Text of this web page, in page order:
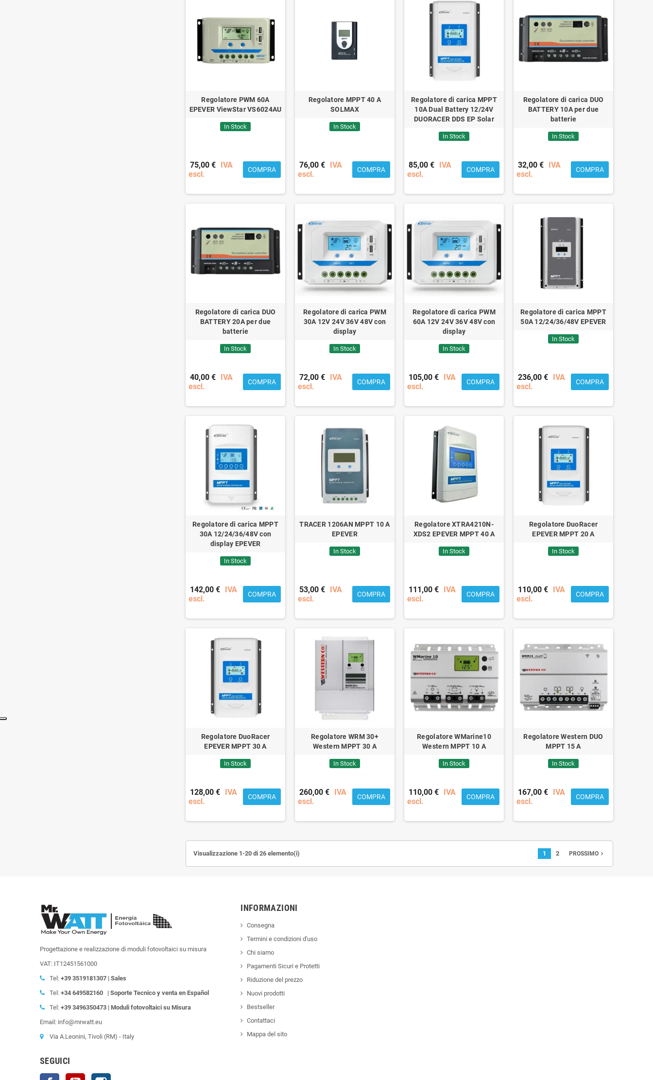
Regolatore PWM 60A
EPEVER ViewStar VS6024AU
In Stock
75,00 €
IVA
escl.
COMPRA
Regolatore MPPT 40 A
SOLMAX
In Stock
76,00 €
IVA
escl.
COMPRA
Regolatore di carica MPPT
10A Dual Battery 12/24V
DUORACER DDS EP Solar
In Stock
85,00 €
IVA
escl.
COMPRA
Regolatore di carica DUO
BATTERY 10A per due
batterie
In Stock
32,00 €
IVA
escl.
COMPRA
Regolatore di carica DUO
BATTERY 20A per due
batterie
In Stock
40,00 €
IVA
escl.
COMPRA
Regolatore di carica PWM
30A 12V 24V 36V 48V con
display
In Stock
72,00 €
IVA
escl.
COMPRA
Regolatore di carica PWM
60A 12V 24V 36V 48V con
display
In Stock
105,00 €
IVA
escl.
COMPRA
Regolatore di carica MPPT
50A 12/24/36/48V EPEVER
In Stock
236,00 €
IVA
escl.
COMPRA
Regolatore di carica MPPT
30A 12/24/36/48V con
display EPEVER
In Stock
142,00 €
IVA
escl.
COMPRA
TRACER 1206AN MPPT 10 A
EPEVER
In Stock
53,00 €
IVA
escl.
COMPRA
Regolatore XTRA4210N-
XDS2 EPEVER MPPT 40 A
In Stock
111,00 €
IVA
escl.
COMPRA
Regolatore DuoRacer
EPEVER MPPT 20 A
In Stock
110,00 €
IVA
escl.
COMPRA
Regolatore DuoRacer
EPEVER MPPT 30 A
In Stock
128,00 €
IVA
escl.
COMPRA
Regolatore WRM 30+
Western MPPT 30 A
In Stock
260,00 €
IVA
escl.
COMPRA
Regolatore WMarine10
Western MPPT 10 A
In Stock
110,00 €
IVA
escl.
COMPRA
Regolatore Western DUO
MPPT 15 A
In Stock
167,00 €
IVA
escl.
COMPRA
Visualizzazione 1-20 di 26 elemento(i) 1 2 PROSSIMOnavigate_next
Progettazione e realizzazione di moduli fotovoltaici su misura
VAT: IT12451561000
Tel: +39 3519181307 | Sales
Tel: +34 649582160 | Soporte Tecnico y venta en Español
Tel: +39 3496350473 | Moduli fotovoltaici su Misura
Email: info@mrwatt.eu
Via A.Leonini, Tivoli (RM) - Italy
SEGUICI
Facebook YouTube
INFORMAZIONI
Consegna
Termini e condizioni d'uso
Chi siamo
Pagamenti Sicuri e Protetti
Riduzione del prezzo
Nuovi prodotti
Bestseller
Contattaci
Mappa del sito